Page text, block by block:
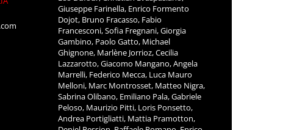
Giuseppe Farinella, Enrico Formento
Dojot, Bruno Fracasso, Fabio
Francesconi, Sofia Fregnani, Giorgia
Gambino, Paolo Gatto, Michael
Ghignone, Marlène Jorrioz, Cecilia
Lazzarotto, Giacomo Mangano, Angela
Marrelli, Federico Mecca, Luca Mauro
Melloni, Marc Montrosset, Matteo Nigra,
Sabrina Olibano, Emiliano Pala, Gabriele
Peloso, Maurizio Pitti, Loris Ponsetto,
Andrea Portigliatti, Mattia Pramotton,